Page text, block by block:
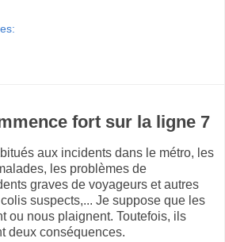
fort sur la ligne 7
aux incidents dans le métro, les
les problèmes de
graves de voyageurs et autres
suspects,... Je suppose que les
ou nous plaignent. Toutefois, ils
deux conséquences.